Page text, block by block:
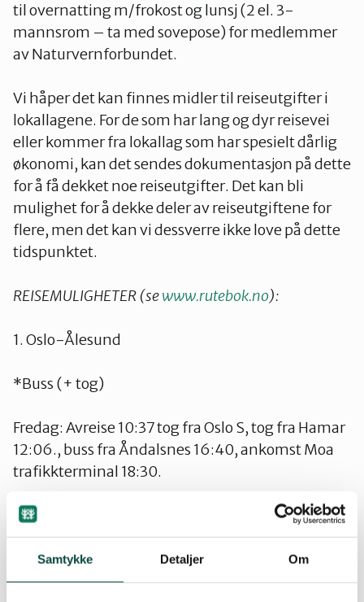
Samtykke Detaljer Om
til overnatting m/frokost og lunsj (2 el. 3-
mannsrom – ta med sovepose) for medlemmer
av Naturvernforbundet.
Vi håper det kan finnes midler til reiseutgifter i
lokallagene. For de som har lang og dyr reisevei
eller kommer fra lokallag som har spesielt dårlig
økonomi, kan det sendes dokumentasjon på dette
for å få dekket noe reiseutgifter. Det kan bli
mulighet for å dekke deler av reiseutgiftene for
flere, men det kan vi dessverre ikke love på dette
tidspunktet.
REISEMULIGHETER (sewww.rutebok.no):
1. Oslo-Ålesund
*Buss (+ tog)
Fredag: Avreise 10:37 tog fra Oslo S, tog fra Hamar
12:06., buss fra Åndalsnes 16:40, ankomst Moa
trafikkterminal 18:30.
*Buss:
Fredag: Avreise 10:00 Oslo Bussterminal, ankomst
Moa trafikkterminal 19:55.